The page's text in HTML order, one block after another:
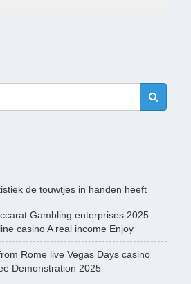
de touwtjes in handen heeft
Gambling enterprises 2025
casino A real income Enjoy
Rome live Vegas Days casino
Demonstration 2025